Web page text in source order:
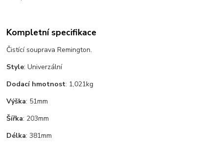
Kompletní specifikace
Čistící souprava Remington.
Style: Univerzální
Dodací hmotnost: 1,021kg
Výška: 51mm
Šířka: 203mm
Délka: 381mm